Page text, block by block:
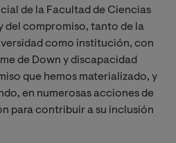
de la Facultad de Ciencias
del compromiso, tanto de la
como institución, con
de Down y discapacidad
que hemos materializado, y
en numerosas acciones de
para contribuir a su inclusión